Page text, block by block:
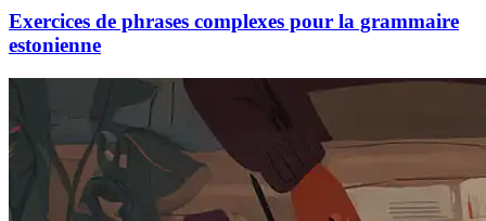
Exercices de phrases complexes pour la grammaire
estonienne